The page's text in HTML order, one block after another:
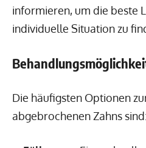
informieren, um die beste
individuelle Situation zu
Die häufigsten Optionen
abgebrochenen Zahns sind: